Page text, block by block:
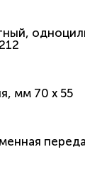
мм 70 х 55